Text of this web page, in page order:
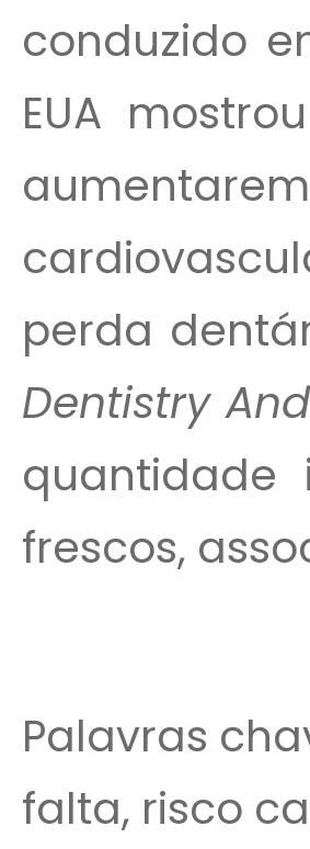
conduzido
EUA
perda
Dentistry
quantidade
frescos,
Palavras
falta, risco